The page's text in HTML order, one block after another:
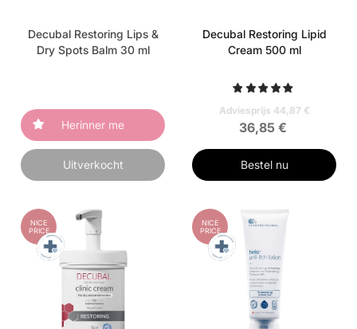
Decubal Restoring Lips &
Dry Spots Balm 30 ml
Herinner me
Uitverkocht
Decubal Restoring Lipid
Cream 500 ml
Adviesprijs 44,87 €
36,85 €
Bestel nu
NICE
PRICE
NICE
PRICE